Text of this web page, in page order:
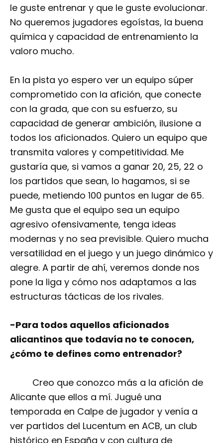
le guste entrenar y que le guste evolucionar.
No queremos jugadores egoístas, la buena
química y capacidad de entrenamiento la
valoro mucho.
En la pista yo espero ver un equipo súper
comprometido con la afición, que conecte
con la grada, que con su esfuerzo, su
capacidad de generar ambición, ilusione a
todos los aficionados. Quiero un equipo que
transmita valores y competitividad. Me
gustaría que, si vamos a ganar 20, 25, 22 o
los partidos que sean, lo hagamos, si se
puede, metiendo 100 puntos en lugar de 65.
Me gusta que el equipo sea un equipo
agresivo ofensivamente, tenga ideas
modernas y no sea previsible. Quiero mucha
versatilidad en el juego y un juego dinámico y
alegre. A partir de ahí, veremos donde nos
pone la liga y cómo nos adaptamos a las
estructuras tácticas de los rivales.
-Para todos aquellos aficionados
alicantinos que todavía no te conocen,
¿cómo te defines como entrenador?
Creo que conozco más a la afición de
Alicante que ellos a mí. Jugué una
temporada en Calpe de jugador y venía a
ver partidos del Lucentum en ACB, un club
histórico en España y con cultura de